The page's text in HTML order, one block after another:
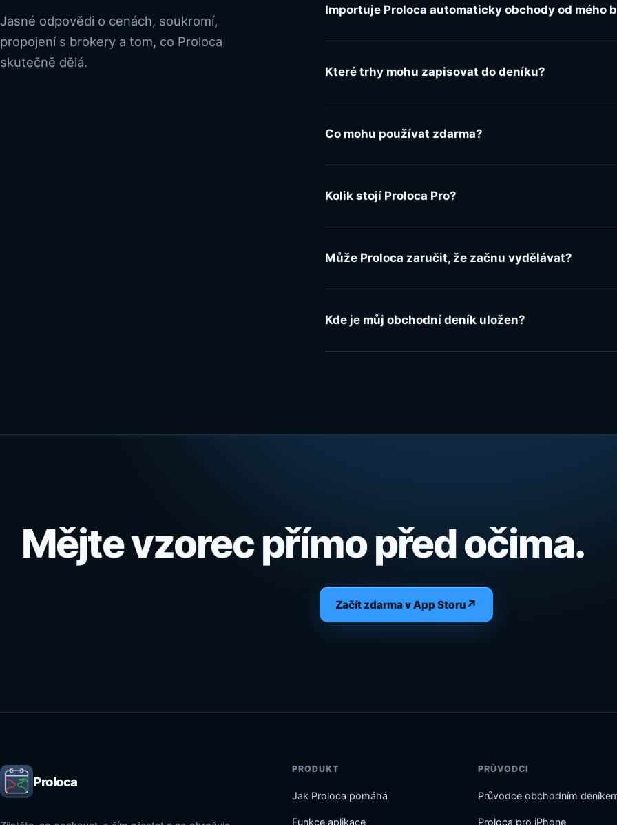
Jasné odpovědi o cenách, soukromí,
propojení s brokery a tom, co Proloca
skutečně dělá.
Importuje Proloca automaticky obchody od mého
Které trhy mohu zapisovat do deníku?
Co mohu používat zdarma?
Kolik stojí Proloca Pro?
Může Proloca zaručit, že začnu vydělávat?
Kde je můj obchodní deník uložen?
Mějte vzorec přímo před očima.
Začít zdarma v App Storu ↗
Proloca
PRODUKT
Jak Proloca pomáhá
Funkce aplikace
PRŮVODCI
Průvodce obchodním
Proloca pro iPhone